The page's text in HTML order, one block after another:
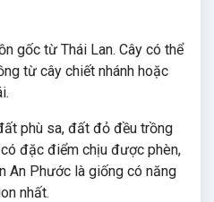
gốc từ Thái Lan. Cây có thể
từ cây chiết nhánh hoặc
phù sa, đất đỏ đều trồng
đặc điểm chịu được phèn,
An Phước là giống có năng
nhất.